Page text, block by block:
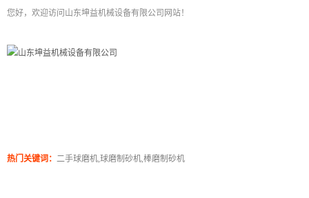
您好，欢迎访问山东坤益机械设备有限公司网站！
热门关键词： 二手球磨机,球磨制砂机,棒磨制砂机